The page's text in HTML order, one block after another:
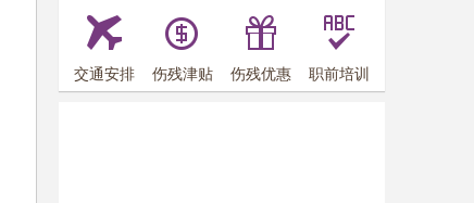
交通安排 伤残津贴 伤残优惠 职前培训